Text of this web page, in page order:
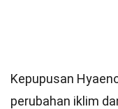
Kepupusan
perubahan iklim